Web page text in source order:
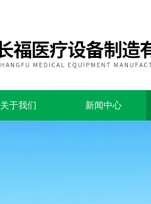
关于我们 新闻中心